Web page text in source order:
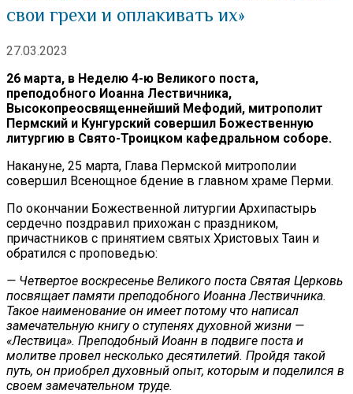
свои грехи и оплакивать их»
27.03.2023
26 марта, в Неделю 4-ю Великого поста,
преподобного Иоанна Лествичника,
Высокопреосвященнейший Мефодий, митрополит
Пермский и Кунгурский совершил Божественную
литургию в Свято-Троицком кафедральном соборе.
Накануне, 25 марта, Глава Пермской митрополии
совершил Всенощное бдение в главном храме Перми.
По окончании Божественной литургии Архипастырь
сердечно поздравил прихожан с праздником,
причастников с принятием святых Христовых Таин и
обратился с проповедью:
— Четвертое воскресенье Великого поста Святая Церковь
посвящает памяти преподобного Иоанна Лествичника.
Такое наименование он имеет потому что написал
замечательную книгу о ступенях духовной жизни —
«Лествица». Преподобный Иоанн в подвиге поста и
молитве провел несколько десятилетий. Пройдя такой
путь, он приобрел духовный опыт, которым и поделился в
своем замечательном труде.